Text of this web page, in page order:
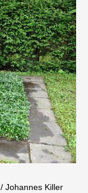
Johannes Killer